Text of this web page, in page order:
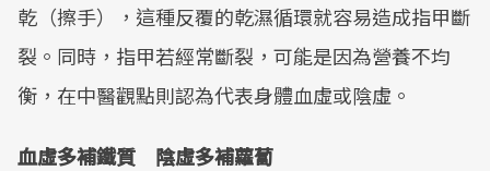
乾（擦手），這種反覆的乾濕循環就容易造成指甲斷
裂。同時，指甲若經常斷裂，可能是因為營養不均
衡，在中醫觀點則認為代表身體血虛或陰虛。
血虛多補鐵質 陰虛多補蘿蔔